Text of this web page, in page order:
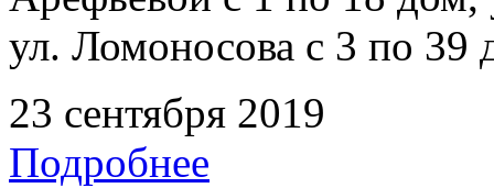
ул. Ломоносова с 3 по 39
23 сентября 2019
Подробнее